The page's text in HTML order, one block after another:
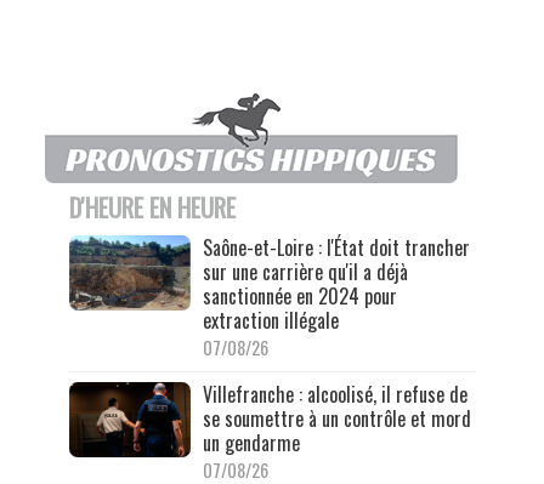
D'HEURE EN HEURE
Saône-et-Loire : l'État doit trancher
sur une carrière qu'il a déjà
sanctionnée en 2024 pour
extraction illégale
07/08/26
Villefranche : alcoolisé, il refuse de
se soumettre à un contrôle et mord
un gendarme
07/08/26